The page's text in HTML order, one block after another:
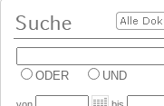
ODER UND